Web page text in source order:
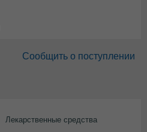
Сообщить о поступлении
Лекарственные средства